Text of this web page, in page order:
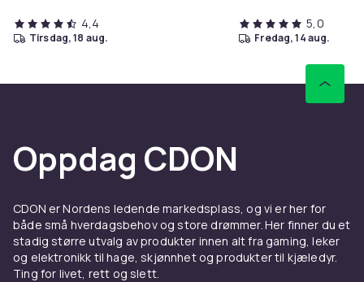
4,4
tirsdag, 18 aug.
5,0
fredag, 14 aug.
Oppdag CDON
CDON er Nordens ledende markedsplass, og vi er her for
både små hverdagsbehov og store drømmer. Her finner du et
stadig større utvalg av produkter innen alt fra gaming, leker
og elektronikk til hage, skjønnhet og produkter til kjæledyr.
Ting for livet, rett og slett.